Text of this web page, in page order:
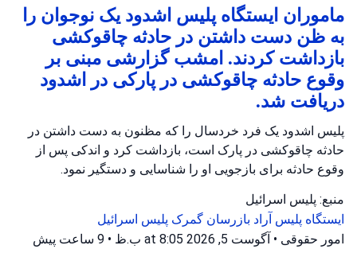
ماموران ایستگاه پلیس اشدود یک نوجوان را
به ظن دست داشتن در حادثه چاقوکشی
بازداشت کردند. امشب گزارشی مبنی بر
وقوع حادثه چاقوکشی در پارکی در اشدود
دریافت شد.
پلیس اشدود یک فرد خردسال را که مظنون به دست داشتن در
حادثه چاقوکشی در پارک است، بازداشت کرد و اندکی پس از
وقوع حادثه برای بازجویی او را شناسایی و دستگیر نمود.
منبع: پلیس اسرائیل
ایستگاه پلیس آراد بازرسان گمرک پلیس اسرائیل
امور حقوقی • آگوست 5, 2026 at 8:05 ب.ظ • 9 ساعت پیش